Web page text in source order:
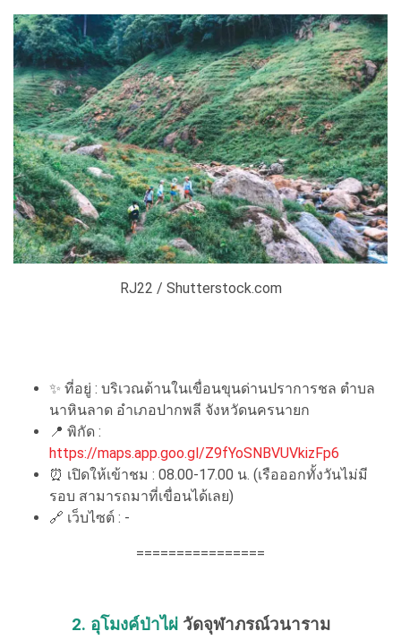
RJ22 / Shutterstock.com
✨ ที่อยู่ : บริเวณด้านในเขื่อนขุนด่านปราการชล ตำบล
นาหินลาด อำเภอปากพลี จังหวัดนครนายก
📍 พิกัด :
https://maps.app.goo.gl/Z9fYoSNBVUVkizFp6
⏰ เปิดให้เข้าชม : 08.00-17.00 น. (เรือออกทั้งวันไม่มี
รอบ สามารถมาที่เขื่อนได้เลย)
🔗 เว็บไซต์ : -
================
2. อุโมงค์ป่าไผ่ วัดจุฬาภรณ์วนาราม